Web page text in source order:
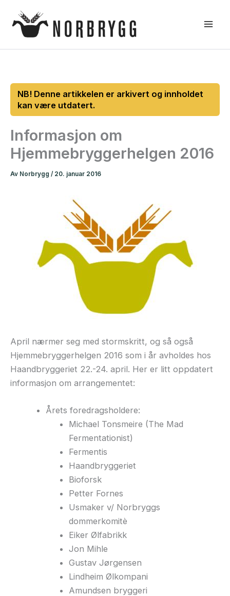
rett
Informasjon om
Hjemmebryggerhelgen 2016
Av Norbrygg / 20. januar 2016
April nærmer seg med stormskritt, og så også
Hjemmebryggerhelgen 2016 som i år avholdes hos
Haandbryggeriet 22.-24. april. Her er litt oppdatert
informasjon om arrangementet:
Årets foredragsholdere:
Michael Tonsmeire (The Mad
Fermentationist)
Fermentis
Haandbryggeriet
Bioforsk
Petter Fornes
Usmaker v/ Norbryggs
dommerkomitè
Eiker Ølfabrikk
Jon Mihle
Gustav Jørgensen
Lindheim Ølkompani
Amundsen bryggeri